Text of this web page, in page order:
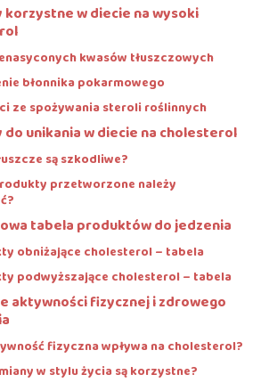
w diecie na wysoki
kwasów tłuszczowych
błonnika pokarmowego
ze spożywania steroli roślinnych
unikania w diecie na cholesterol
są szkodliwe?
przetworzone należy
tabela produktów do jedzenia
obniżające cholesterol – tabela
podwyższające cholesterol – tabela
aktywności fizycznej i zdrowego
fizyczna wpływa na cholesterol?
w stylu życia są korzystne?